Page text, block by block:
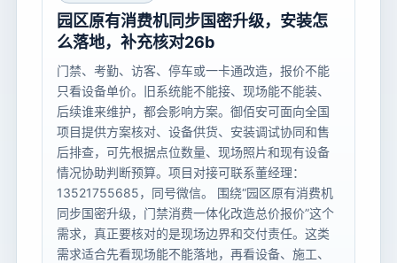
园区原有消费机同步国密升级，安装怎
么落地，补充核对26b
门禁、考勤、访客、停车或一卡通改造，报价不能
只看设备单价。旧系统能不能接、现场能不能装、
后续谁来维护，都会影响方案。御佰安可面向全国
项目提供方案核对、设备供货、安装调试协同和售
后排查，可先根据点位数量、现场照片和现有设备
情况协助判断预算。项目对接可联系董经理：
13521755685，同号微信。 围绕“园区原有消费机
同步国密升级，门禁消费一体化改造总价报价”这个
需求，真正要核对的是现场边界和交付责任。这类
需求适合先看现场能不能落地，再看设备、施工、